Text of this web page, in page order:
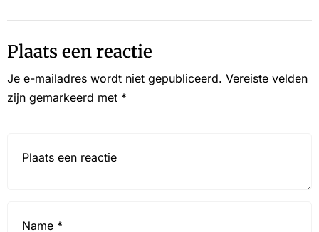
Plaats een reactie
Je e-mailadres wordt niet gepubliceerd. Vereiste velden
zijn gemarkeerd met *